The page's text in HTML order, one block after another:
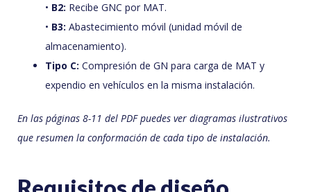
• B2: Recibe GNC por MAT.
• B3: Abastecimiento móvil (unidad móvil de
almacenamiento).
Tipo C: Compresión de GN para carga de MAT y
expendio en vehículos en la misma instalación.
En las páginas 8-11 del PDF puedes ver diagramas ilustrativos
que resumen la conformación de cada tipo de instalación.